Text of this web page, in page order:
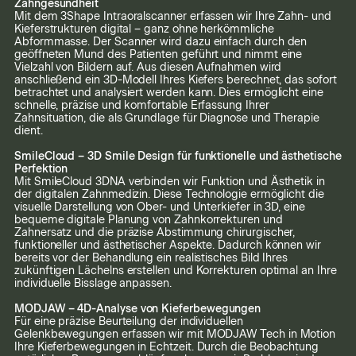
Zahngesundheit
Mit dem 3Shape Intraoralscanner erfassen wir Ihre Zahn- und
Kieferstrukturen digital – ganz ohne herkömmliche
Abformmasse. Der Scanner wird dazu einfach durch den
geöffneten Mund des Patienten geführt und nimmt eine
Vielzahl von Bildern auf. Aus diesen Aufnahmen wird
anschließend ein 3D-Modell Ihres Kiefers berechnet, das sofort
betrachtet und analysiert werden kann. Dies ermöglicht eine
schnelle, präzise und komfortable Erfassung Ihrer
Zahnsituation, die als Grundlage für Diagnose und Therapie
dient.
SmileCloud – 3D Smile Design für funktionelle und ästhetische
Perfektion
Mit SmileCloud 3DNA verbinden wir Funktion und Ästhetik in
der digitalen Zahnmedizin. Diese Technologie ermöglicht die
visuelle Darstellung von Ober- und Unterkiefer in 3D, eine
bequeme digitale Planung von Zahnkorrekturen und
Zahnersatz und die präzise Abstimmung chirurgischer,
funktioneller und ästhetischer Aspekte. Dadurch können wir
bereits vor der Behandlung ein realistisches Bild Ihres
zukünftigen Lächelns erstellen und Korrekturen optimal an Ihre
individuelle Bisslage anpassen.
MODJAW – 4D-Analyse von Kieferbewegungen
Für eine präzise Beurteilung der individuellen
Gelenkbewegungen erfassen wir mit MODJAW Tech in Motion
Ihre Kieferbewegungen in Echtzeit. Durch die Beobachtung